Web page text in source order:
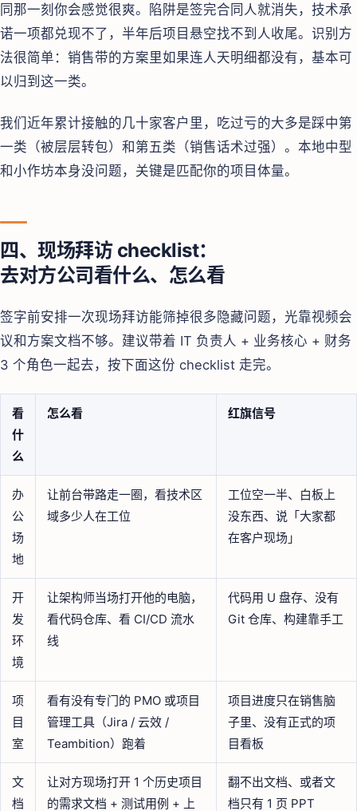
同那一刻你会感觉很爽。陷阱是签完合同人就消失，技术承
诺一项都兑现不了，半年后项目悬空找不到人收尾。识别方
法很简单：销售带的方案里如果连人天明细都没有，基本可
以归到这一类。
我们近年累计接触的几十家客户里，吃过亏的大多是踩中第
一类（被层层转包）和第五类（销售话术过强）。本地中型
和小作坊本身没问题，关键是匹配你的项目体量。
四、现场拜访 checklist：
去对方公司看什么、怎么看
签字前安排一次现场拜访能筛掉很多隐藏问题，光靠视频会
议和方案文档不够。建议带着 IT 负责人 + 业务核心 + 财务
3 个角色一起去，按下面这份 checklist 走完。
看
什
么
怎么看 红旗信号
办
公
场
地
让前台带路走一圈，看技术区
域多少人在工位
工位空一半、白板上
没东西、说「大家都
在客户现场」
开
发
环
境
让架构师当场打开他的电脑，
看代码仓库、看 CI/CD 流水
线
代码用 U 盘存、没有
Git 仓库、构建靠手工
项
目
室
看有没有专门的 PMO 或项目
管理工具（Jira / 云效 /
Teambition）跑着
项目进度只在销售脑
子里、没有正式的项
目看板
文
档
让对方现场打开 1 个历史项目
的需求文档 + 测试用例 + 上
翻不出文档、或者文
档只有 1 页 PPT